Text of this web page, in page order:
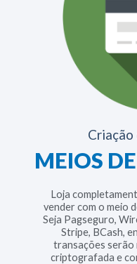
Criação
MEIOS
Loja
vender com o meio
Seja Pagseguro,
Stripe, BCash,
transações serão
criptografada e